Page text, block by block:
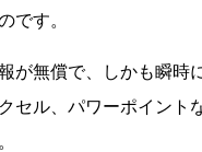
です。
が無償で、しかも瞬時
セル、パワーポイント